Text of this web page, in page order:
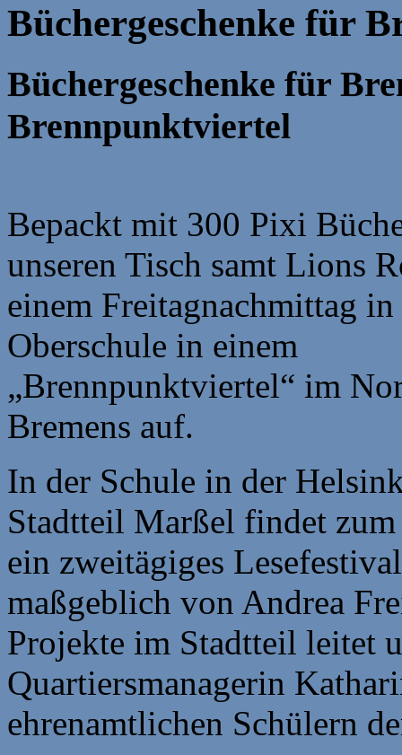
Büchergeschenke für
Büchergeschenke für
Brennpunktviertel
Bepackt mit 300 Pixi
unseren Tisch samt Lions
einem Freitagnachmittag in
Oberschule in einem
„Brennpunktviertel“ im
Bremens auf.
In der Schule in der
Stadtteil Marßel findet
ein zweitägiges
maßgeblich von Andrea
Projekte im Stadtteil leitet
Quartiersmanagerin
ehrenamtlichen Schülern